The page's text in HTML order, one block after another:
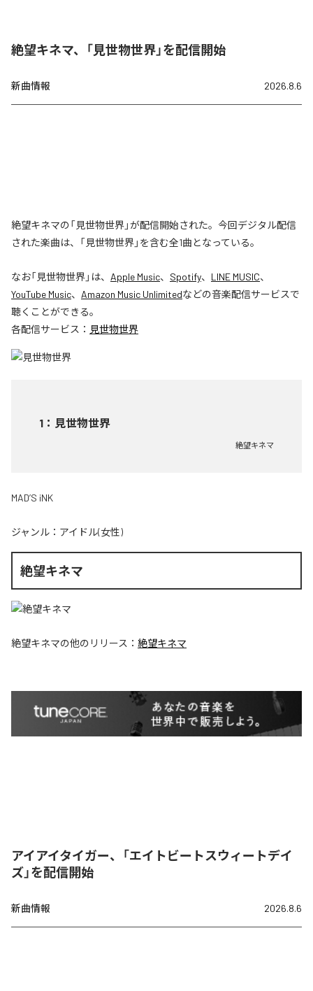
絶望キネマ、「見世物世界」を配信開始
新曲情報 2026.8.6
絶望キネマの「見世物世界」が配信開始された。今回デジタル配信
された楽曲は、「見世物世界」を含む全1曲となっている。
なお「見世物世界」は、 Apple Music、 Spotify、 LINE MUSIC、
YouTube Music、 Amazon Music Unlimitedなどの音楽配信サービスで
聴くことができる。
各配信サービス： 見世物世界
1 ： 見世物世界
絶望キネマ
MAD’S iNK
ジャンル： アイドル(女性)
絶望キネマ
絶望キネマの他のリリース： 絶望キネマ
アイアイタイガー、「エイトビートスウィートデイ
ズ」を配信開始
新曲情報 2026.8.6